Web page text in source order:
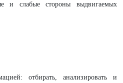
и слабые стороны выдвигаемых
отбирать, анализировать и